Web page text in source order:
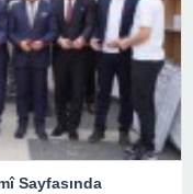
Sayfasında